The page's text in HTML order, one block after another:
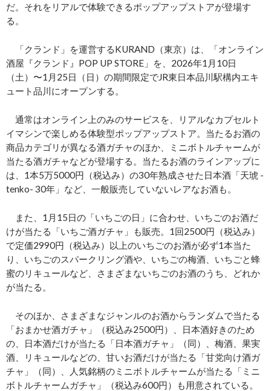
だ。それをリアルで体験できるポップアップストアが登場す
る。
「クランド」を運営するKURAND（東京）は、「オンライン
酒屋『クランド』POP UP STORE」を、2026年1月10日
（土）〜1月25日（日）の期間限定でJR東日本品川駅構内エキ
ュート品川にオープンする。
通常はオンライン上のみのサービスを、リアルなカプセルト
イマシンで楽しめる体験型ポップアップストア。当たるお酒の
商品カテゴリが異なる酒ガチャのほか、ミニボトルチャームが
当たる酒ガチャなどが登場する。当たるお酒のラインアップに
は、1本5万5000円（税込み）の30年熟成させた日本酒「天琥 -
tenko- 30年」など、一般販売していないレアなお酒も。
また、1月15日の「いちごの日」に合わせ、いちごのお酒だ
けが当たる「いちご酒ガチャ」も販売。1回2500円（税込み）
で定価2990円（税込み）以上のいちごのお酒が必ず1本当た
り、いちごのスパークリング酒や、いちごの梅酒、いちごと蜂
蜜のリキュールなど、さまざまないちごのお酒のうち、どれか
が当たる。
そのほか、さまざまなジャンルのお酒からランダムで当たる
「おまかせ酒ガチャ」（税込み2500円）、日本酒好きのため
の、日本酒だけが当たる「日本酒ガチャ」（同）、梅酒、果実
酒、リキュールなどの、甘いお酒だけが当たる「甘党向け酒ガ
チャ」（同）、人気銘柄のミニボトルチャームが当たる「ミニ
ボトルチャームガチャ」（税込み600円）も用意されている。